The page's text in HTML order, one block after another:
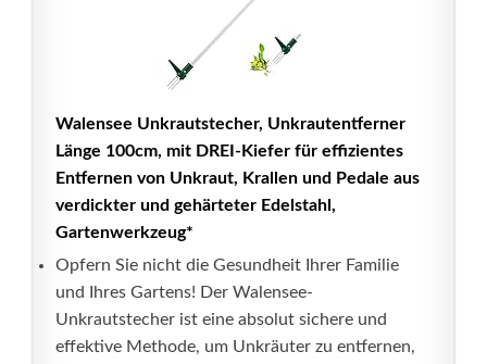
Walensee Unkrautstecher, Unkrautentferner
Länge 100cm, mit DREI-Kiefer für effizientes
Entfernen von Unkraut, Krallen und Pedale aus
verdickter und gehärteter Edelstahl,
Gartenwerkzeug*
Opfern Sie nicht die Gesundheit Ihrer Familie
und Ihres Gartens! Der Walensee-
Unkrautstecher ist eine absolut sichere und
effektive Methode, um Unkräuter zu entfernen,